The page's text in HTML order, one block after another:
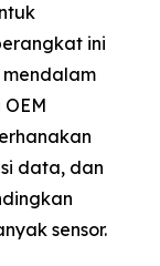
ini
data, dan
sensor.